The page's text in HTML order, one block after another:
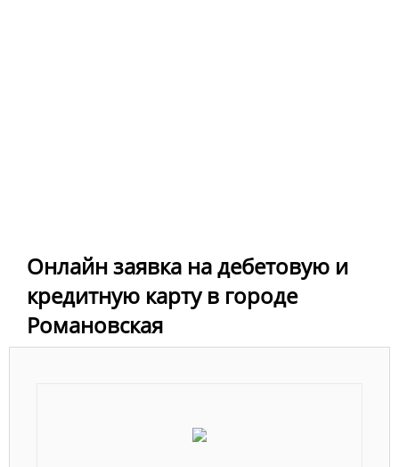
Онлайн заявка на дебетовую и
кредитную карту в городе
Романовская